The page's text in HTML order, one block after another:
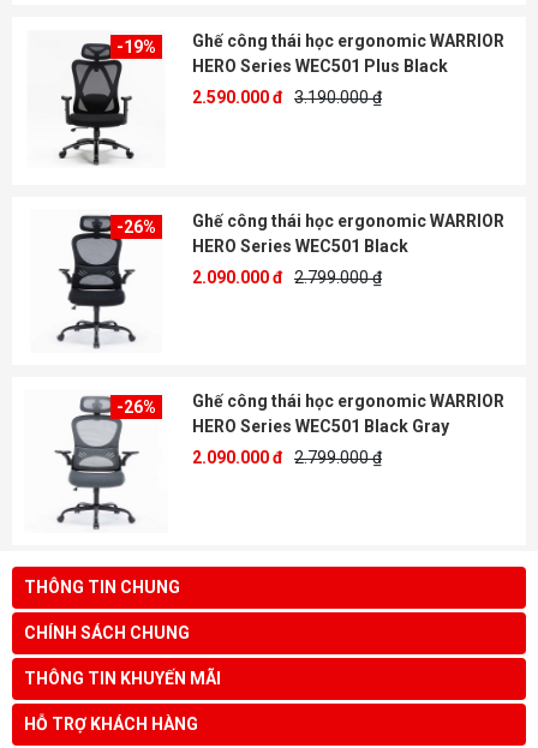
-19%
Ghế công thái học ergonomic WARRIOR
HERO Series WEC501 Plus Black
2.590.000 đ 3.190.000 ₫
-26%
Ghế công thái học ergonomic WARRIOR
HERO Series WEC501 Black
2.090.000 đ 2.799.000 ₫
-26%
Ghế công thái học ergonomic WARRIOR
HERO Series WEC501 Black Gray
2.090.000 đ 2.799.000 ₫
THÔNG TIN CHUNG
CHÍNH SÁCH CHUNG
THÔNG TIN KHUYẾN MÃI
HỖ TRỢ KHÁCH HÀNG